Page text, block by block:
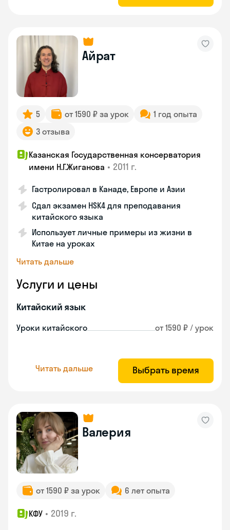
Айрат
5 от 1590 ₽ за урок
1 год опыта
3 отзыва
Казанская Государственная консерватория
имени Н.Г.Жиганова • 2011 г.
Гастролировал в Канаде, Европе и Азии
Сдал экзамен HSK4 для преподавания
китайского языка
Использует личные примеры из жизни в
Китае на уроках
Читать дальше
Услуги и цены
Китайский язык
Уроки китайского от 1590 ₽ / урок
Читать дальше Выбрать время
Валерия
от 1590 ₽ за урок 6 лет опыта
КФУ • 2019 г.